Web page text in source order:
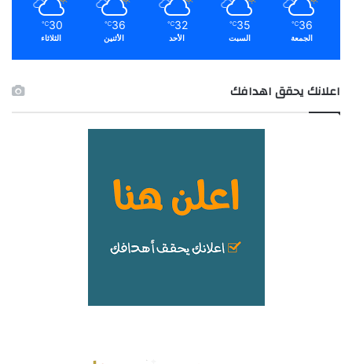
36
℃
الجمعة
35
℃
السبت
32
℃
الأحد
36
℃
الأثنين
30
℃
الثلاثاء
اعلانك يحقق اهدافك